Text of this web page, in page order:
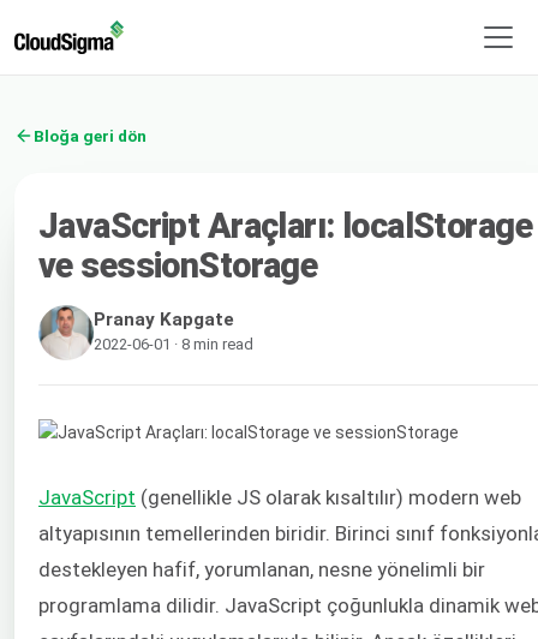
Bloğa geri dön
JavaScript Araçları: localStorage
ve sessionStorage
Pranay Kapgate
2022-06-01 · 8 min read
JavaScript (genellikle JS olarak kısaltılır) modern web
altyapısının temellerinden biridir. Birinci sınıf
destekleyen hafif, yorumlanan, nesne yönelimli bir
programlama dilidir. JavaScript çoğunlukla dinamik